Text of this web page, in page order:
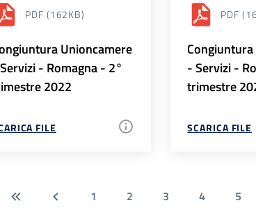
PDF (162KB)
Unioncamere
- Romagna - 2°
2022
FILE
PDF
- Servizi -
trimestre
SCARICA FILE
1 2 3 4 5